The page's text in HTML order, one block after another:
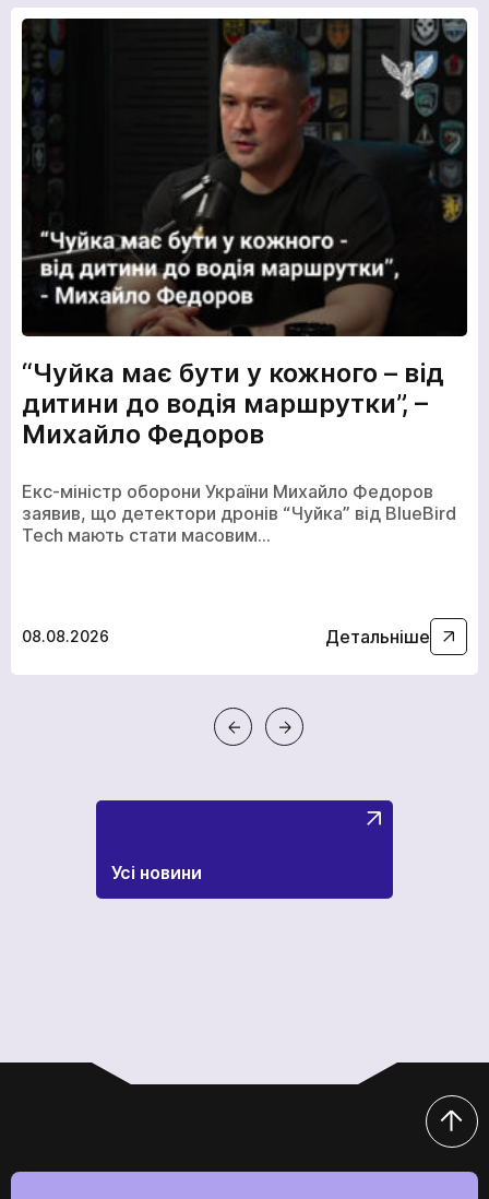
“Чуйка має бути у кожного – від
дитини до водія маршрутки”, –
Михайло Федоров
Екс-міністр оборони України Михайло Федоров
заявив, що детектори дронів “Чуйка” від BlueBird
Tech мають стати масовим…
08.08.2026 Детальніше
Усі новини
Відправити
Ми в соціальних мережах